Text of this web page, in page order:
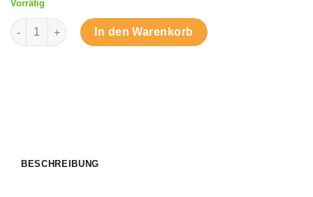
Vorrätig
Duschvorhangringe – C-förmige Haken Menge
In den Warenkorb
BESCHREIBUNG